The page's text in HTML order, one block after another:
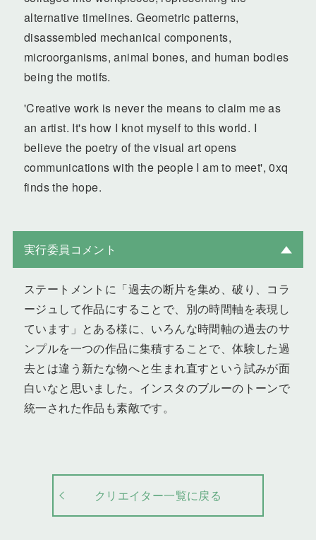
alternative timelines. Geometric patterns,
disassembled mechanical components,
microorganisms, animal bones, and human bodies
being the motifs.
'Creative work is never the means to claim me as
an artist. It's how I knot myself to this world. I
believe the poetry of the visual art opens
communications with the people I am to meet', 0xq
finds the hope.
実行委員コメント
ステートメントに「過去の断片を集め、破り、コラ
ージュして作品にすることで、別の時間軸を表現し
ています」とある様に、いろんな時間軸の過去のサ
ンプルを一つの作品に集積することで、体験した過
去とは違う新たな物へと生まれ直すという試みが面
白いなと思いました。インスタのブルーのトーンで
統一された作品も素敵です。
クリエイター一覧に戻る